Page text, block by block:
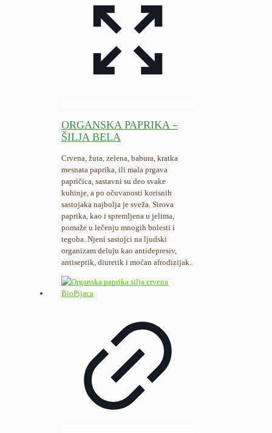
ORGANSKA PAPRIKA –
ŠILJA BELA
Crvena, žuta, zelena, babura, kratka
mesnata paprika, ili mala prgava
papričica, sastavni su deo svake
kuhinje, a po očuvanosti korisnih
sastojaka najbolja je sveža. Sirova
paprika, kao i spremljena u jelima,
pomaže u lečenju mnogih bolesti i
tegoba. Njeni sastojci na ljudski
organizam deluju kao antidepresiv,
antiseptik, diuretik i moćan afrodizijak.